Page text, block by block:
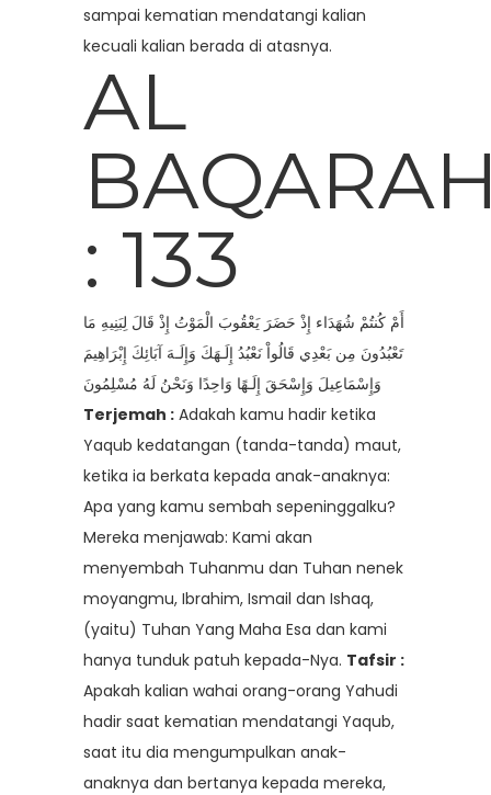
sampai kematian mendatangi kalian
kecuali kalian berada di atasnya.
AL
: 133
أَمْ كُنتُمْ شُهَدَاء إِذْ حَضَرَ يَعْقُوبَ الْمَوْتُ إِذْ قَالَ لِبَنِيهِ مَا
تَعْبُدُونَ مِن بَعْدِي قَالُواْ نَعْبُدُ إِلَـهَكَ وَإِلَـهَ آبَائِكَ إِبْرَاهِيمَ
وَإِسْمَاعِيلَ وَإِسْحَقَ إِلَـهًا وَاحِدًا وَنَحْنُ لَهُ مُسْلِمُونَ
Terjemah : Adakah kamu hadir ketika
Yaqub kedatangan (tanda-tanda) maut,
ketika ia berkata kepada anak-anaknya:
Apa yang kamu sembah sepeninggalku?
Mereka menjawab: Kami akan
menyembah Tuhanmu dan Tuhan nenek
moyangmu, Ibrahim, Ismail dan Ishaq,
(yaitu) Tuhan Yang Maha Esa dan kami
hanya tunduk patuh kepada-Nya. Tafsir :
Apakah kalian wahai orang-orang Yahudi
hadir saat kematian mendatangi Yaqub,
saat itu dia mengumpulkan anak-
anaknya dan bertanya kepada mereka,